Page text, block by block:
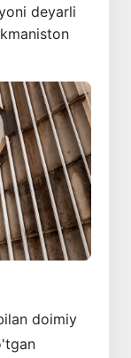
deyarli
doimiy